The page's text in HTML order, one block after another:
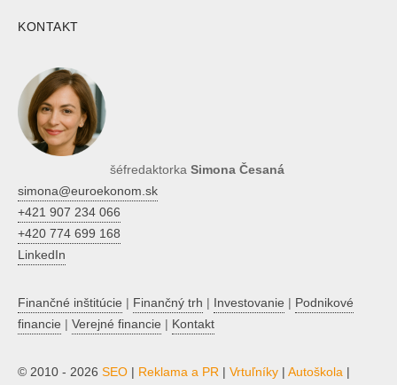
KONTAKT
šéfredaktorka Simona Česaná
simona@euroekonom.sk
+421 907 234 066
+420 774 699 168
LinkedIn
Finančné inštitúcie | Finančný trh | Investovanie | Podnikové
financie | Verejné financie | Kontakt
© 2010 - 2026 SEO | Reklama a PR | Vrtuľníky | Autoškola |